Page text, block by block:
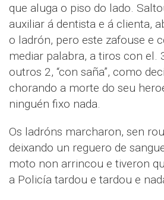
que aluga o piso do lado.
auxiliar á dentista e á clienta,
o ladrón, pero este zafouse e
mediar palabra, a tiros con el.
outros 2, “con saña”, como
chorando a morte do seu
ninguén fixo nada.
Os ladróns marcharon, sen
deixando un reguero de
moto non arrincou e tiveron
a Policía tardou e tardou e